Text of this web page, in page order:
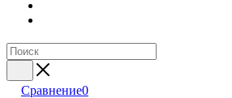
Сравнение0